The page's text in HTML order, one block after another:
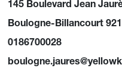
145 Boulevard Jean
Boulogne-Billancourt
0186700028